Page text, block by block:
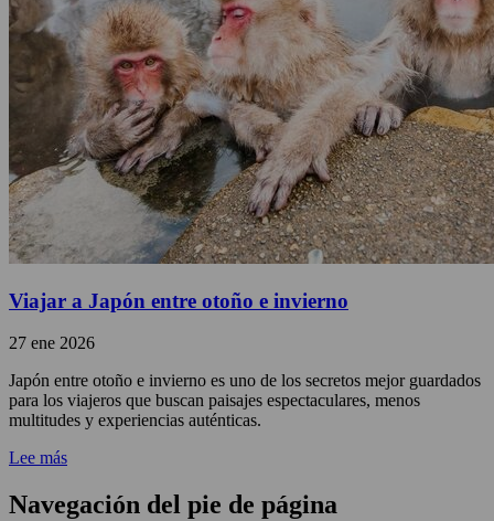
Viajar a Japón entre otoño e invierno
27 ene 2026
Japón entre otoño e invierno es uno de los secretos mejor guardados
para los viajeros que buscan paisajes espectaculares, menos
multitudes y experiencias auténticas.
Lee más
Navegación del pie de página